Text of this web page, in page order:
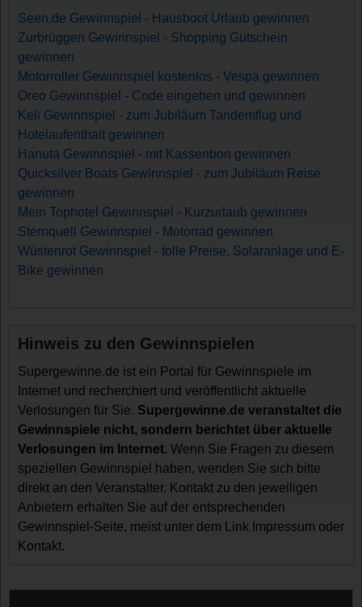
Seen.de Gewinnspiel - Hausboot Urlaub gewinnen
Zurbrüggen Gewinnspiel - Shopping Gutschein
gewinnen
Motorroller Gewinnspiel kostenlos - Vespa gewinnen
Oreo Gewinnspiel - Code eingeben und gewinnen
Keli Gewinnspiel - zum Jubiläum Tandemflug und
Hotelaufenthalt gewinnen
Hanuta Gewinnspiel - mit Kassenbon gewinnen
Quicksilver Boats Gewinnspiel - zum Jubiläum Reise
gewinnen
Mein Tophotel Gewinnspiel - Kurzurlaub gewinnen
Sternquell Gewinnspiel - Motorrad gewinnen
Wüstenrot Gewinnspiel - tolle Preise, Solaranlage und E-
Bike gewinnen
Hinweis zu den Gewinnspielen
Supergewinne.de ist ein Portal für Gewinnspiele im
Internet und recherchiert und veröffentlicht aktuelle
Verlosungen für Sie. Supergewinne.de veranstaltet die
Gewinnspiele nicht, sondern berichtet über aktuelle
Verlosungen im Internet. Wenn Sie Fragen zu diesem
speziellen Gewinnspiel haben, wenden Sie sich bitte
direkt an den Veranstalter. Kontakt zu den jeweiligen
Anbietern erhalten Sie auf der entsprechenden
Gewinnspiel-Seite, meist unter dem Link Impressum oder
Kontakt.